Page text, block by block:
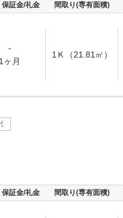
保証金/礼金 間取り(専有面積)
-
1ヶ月
1Ｋ（21.81㎡）
保証金/礼金 間取り(専有面積)